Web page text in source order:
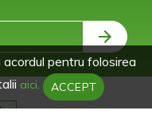
pentru folosirea
aici. ACCEPT